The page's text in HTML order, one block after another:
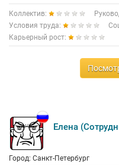
Коллектив:
Условия труда:
Карьерный рост:
Елена
Город: Санкт-Петербург